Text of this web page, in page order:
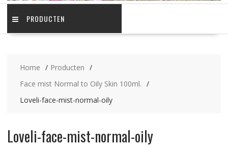
PRODUCTEN
Home
Producten
Face mist Normal to Oily Skin 100ml.
Loveli-face-mist-normal-oily
Loveli-face-mist-normal-oily